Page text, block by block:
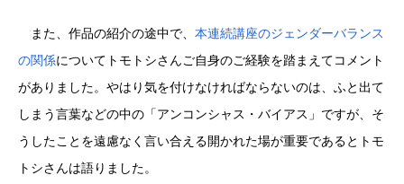
また、作品の紹介の途中で、 本連続講座のジェンダーバランス
の関係についてトモトシさんご自身のご経験を踏まえてコメント
がありました。やはり気を付けなければならないのは、ふと出て
しまう言葉などの中の「アンコンシャス・バイアス」ですが、そ
うしたことを遠慮なく言い合える開かれた場が重要であるとトモ
トシさんは語りました。